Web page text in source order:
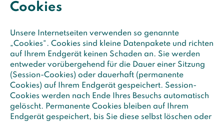
Cookies
Unsere Internetseiten verwenden so genannte
„Cookies“. Cookies sind kleine Datenpakete und richten
auf Ihrem Endgerät keinen Schaden an. Sie werden
entweder vorübergehend für die Dauer einer Sitzung
(Session-Cookies) oder dauerhaft (permanente
Cookies) auf Ihrem Endgerät gespeichert. Session-
Cookies werden nach Ende Ihres Besuchs automatisch
gelöscht. Permanente Cookies bleiben auf Ihrem
Endgerät gespeichert, bis Sie diese selbst löschen oder